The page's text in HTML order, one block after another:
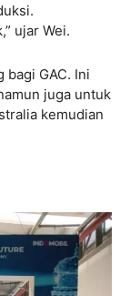
ujar Wei.
bagi GAC. Ini
juga untuk
kemudian